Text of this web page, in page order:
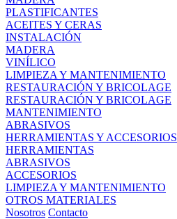
PLASTIFICANTES
ACEITES Y CERAS
INSTALACIÓN
MADERA
VINÍLICO
LIMPIEZA Y MANTENIMIENTO
RESTAURACIÓN Y BRICOLAGE
RESTAURACIÓN Y BRICOLAGE
MANTENIMIENTO
ABRASIVOS
HERRAMIENTAS Y ACCESORIOS
HERRAMIENTAS
ABRASIVOS
ACCESORIOS
LIMPIEZA Y MANTENIMIENTO
OTROS MATERIALES
Nosotros Contacto